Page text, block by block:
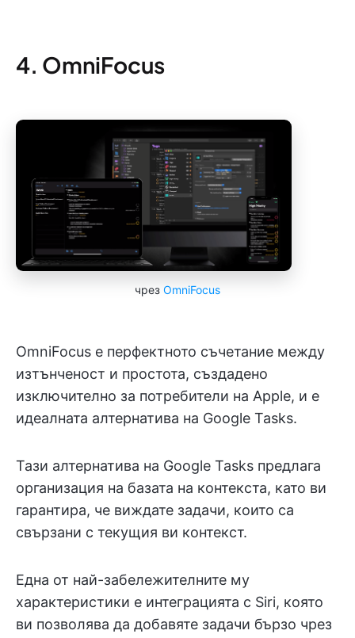
4. OmniFocus
чрез OmniFocus
OmniFocus е перфектното съчетание между
изтънченост и простота, създадено
изключително за потребители на Apple, и е
идеалната алтернатива на Google Tasks.
Тази алтернатива на Google Tasks предлага
организация на базата на контекста, като ви
гарантира, че виждате задачи, които са
свързани с текущия ви контекст.
Една от най-забележителните му
характеристики е интеграцията с Siri, която
ви позволява да добавяте задачи бързо чрез